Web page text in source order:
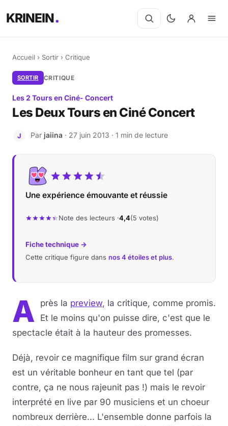
KRINEIN
Accueil › Sortir › Critique
SORTIR CRITIQUE
Les 2 Tours en Ciné- Concert
Les Deux Tours en Ciné Concert
J Par jaiina · 27 juin 2013 · 1 min de lecture
Une expérience émouvante et réussie
Note des lecteurs ·4,4(5 votes)
Fiche technique →
Cette critique figure dans nos 4 étoiles et plus.
A près la preview, la critique, comme promis.
Et le moins qu'on puisse dire, c'est que le
spectacle était à la hauteur des promesses.
Déjà, revoir ce magnifique film sur grand écran
est un véritable bonheur en tant que tel (par
contre, ça ne nous rajeunit pas !) mais le revoir
interprété en live par 90 musiciens et un choeur
nombreux derrière... L'ensemble donne parfois la